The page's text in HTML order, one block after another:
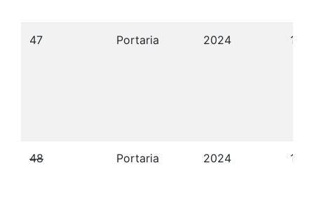
47 Portaria 2024 18/
48 Portaria 2024 19/